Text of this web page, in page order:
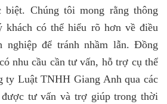
biệt. Chúng tôi mong rằng thông
khách có thể hiểu rõ hơn về điều
nghiệp để tránh nhầm lẫn. Đồng
nhu cầu cần tư vấn, hỗ trợ cụ thể
ty Luật TNHH Giang Anh qua các
được tư vấn và trợ giúp trong thời